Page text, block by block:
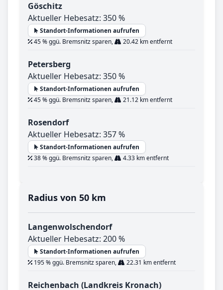
Göschitz
Aktueller Hebesatz: 350 %
Standort-Informationen aufrufen
45 % ggü. Bremsnitz sparen,
20.42 km entfernt
Petersberg
Aktueller Hebesatz: 350 %
Standort-Informationen aufrufen
45 % ggü. Bremsnitz sparen,
21.12 km entfernt
Rosendorf
Aktueller Hebesatz: 357 %
Standort-Informationen aufrufen
38 % ggü. Bremsnitz sparen,
4.33 km entfernt
Radius von 50 km
Langenwolschendorf
Aktueller Hebesatz: 200 %
Standort-Informationen aufrufen
195 % ggü. Bremsnitz sparen,
22.31 km entfernt
Reichenbach (Landkreis Kronach)